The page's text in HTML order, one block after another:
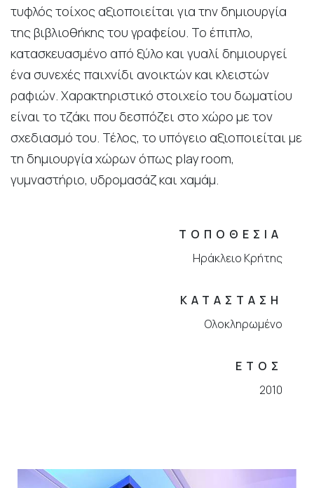
τυφλός τοίχος αξιοποιείται για την δημιουργία
της βιβλιοθήκης του γραφείου. Το έπιπλο,
κατασκευασμένο από ξύλο και γυαλί δημιουργεί
ένα συνεχές παιχνίδι ανοικτών και κλειστών
ραφιών. Χαρακτηριστικό στοιχείο του δωματίου
είναι το τζάκι που δεσπόζει στο χώρο με τον
σχεδιασμό του. Τέλος, το υπόγειο αξιοποιείται με
τη δημιουργία χώρων όπως play room,
γυμναστήριο, υδρομασάζ και χαμάμ.
ΤΟΠΟΘΕΣΙΑ
Ηράκλειο Κρήτης
ΚΑΤΑΣΤΑΣΗ
Ολοκληρωμένο
ΕΤΟΣ
2010